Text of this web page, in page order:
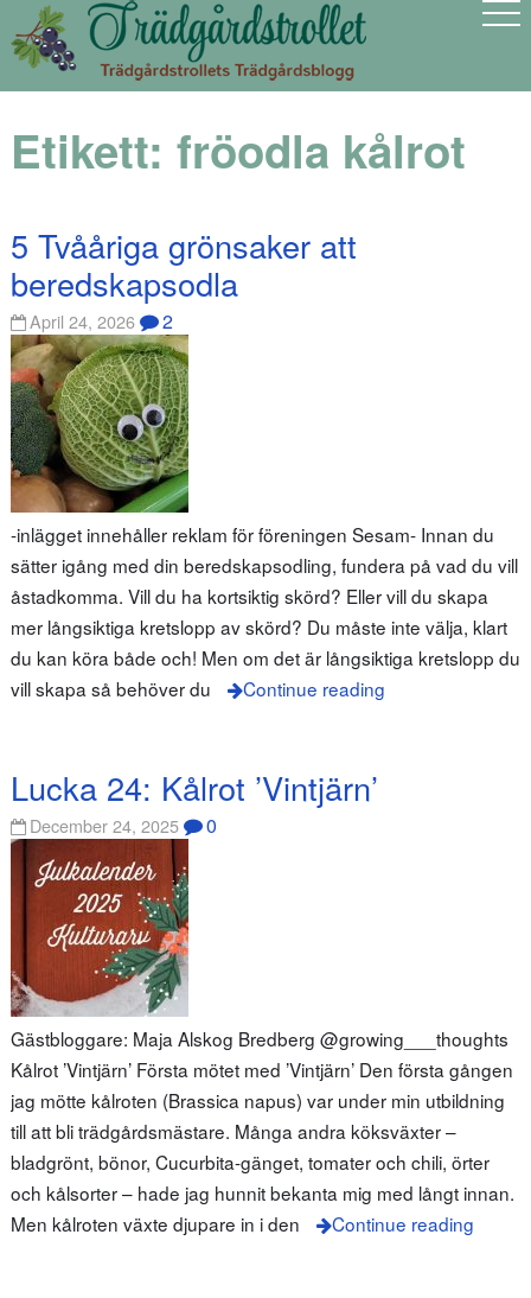
Etikett: fröodla kålrot
5 Tvååriga grönsaker att
beredskapsodla
April 24, 2026 2
-inlägget innehåller reklam för föreningen Sesam- Innan du
sätter igång med din beredskapsodling, fundera på vad du vill
åstadkomma. Vill du ha kortsiktig skörd? Eller vill du skapa
mer långsiktiga kretslopp av skörd? Du måste inte välja, klart
du kan köra både och! Men om det är långsiktiga kretslopp du
vill skapa så behöver du
Continue reading
Lucka 24: Kålrot ’Vintjärn’
December 24, 2025 0
Gästbloggare: Maja Alskog Bredberg @growing___thoughts
Kålrot ’Vintjärn’ Första mötet med ’Vintjärn’ Den första gången
jag mötte kålroten (Brassica napus) var under min utbildning
till att bli trädgårdsmästare. Många andra köksväxter –
bladgrönt, bönor, Cucurbita-gänget, tomater och chili, örter
och kålsorter – hade jag hunnit bekanta mig med långt innan.
Men kålroten växte djupare in i den
Continue reading